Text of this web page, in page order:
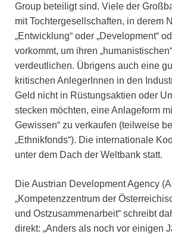
Group beteiligt sind. Viele der
mit Tochtergesellschaften, in derem
„Entwicklung“ oder „Development“
vorkommt, um ihren
verdeutlichen. Übrigens auch eine
kritischen AnlegerInnen in den
Geld nicht in Rüstungsaktien oder
stecken möchten, eine Anlageform
Gewissen“ zu verkaufen (teilweise
„Ethnikfonds“). Die internationale
unter dem Dach der Weltbank statt.
Die Austrian Development Agency
„Kompetenzzentrum der
und Ostzusammenarbeit“ schreibt
direkt: „Anders als noch vor einigen